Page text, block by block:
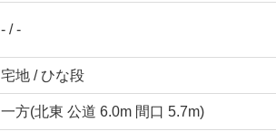
- / -
宅地 / ひな段
一方(北東 公道 6.0m 間口 5.7m)